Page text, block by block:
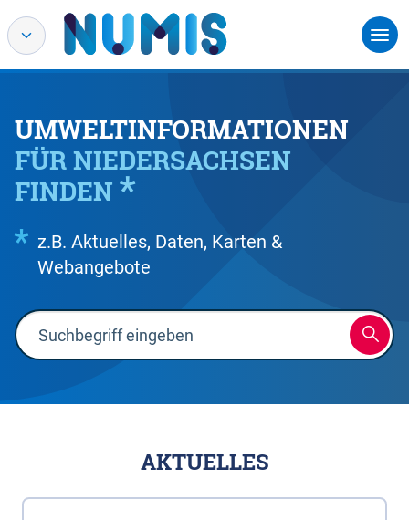
UMWELTINFORMATIONEN
FÜR NIEDERSACHSEN
FINDEN
z.B. Aktuelles, Daten, Karten &
Webangebote
AKTUELLES